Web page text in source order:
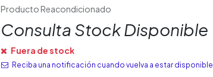
Producto Reacondicionado
Consulta Stock Disponible
Fuera de stock
Reciba una notificación cuando vuelva a estar disponible